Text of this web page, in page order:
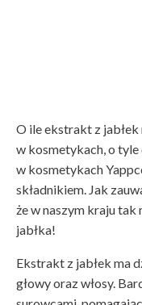
O ile ekstrakt z
w kosmetykach, o
w kosmetykach
składnikiem. Jak
że w naszym kraju
jabłka!
Ekstrakt z jabłek ma
głowy oraz włosy.